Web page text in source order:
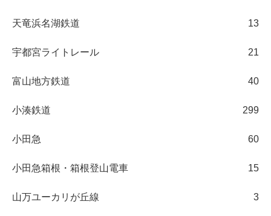
天竜浜名湖鉄道 13
宇都宮ライトレール 21
富山地方鉄道 40
小湊鉄道 299
小田急 60
小田急箱根・箱根登山電車 15
山万ユーカリが丘線 3